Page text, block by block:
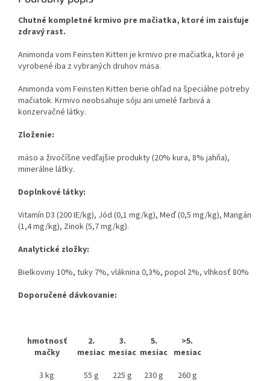
Chutné kompletné krmivo pre mačiatka, ktoré im zaisťuje
zdravý rast.
Animonda vom Feinsten Kitten je krmivo pre mačiatka, ktoré je
vyrobené iba z vybraných druhov mäsa.
Animonda vom Feinsten Kitten berie ohľad na špeciálne potreby
mačiatok. Krmivo neobsahuje sóju ani umelé farbivá a
konzervačné látky.
Zloženie:
mäso a živočíšne vedľajšie produkty (20% kura, 8% jahňa),
minerálne látky.
Doplnkové látky:
Vitamín D3 (200 IE/kg), Jód (0,1 mg/kg), Meď (0,5 mg/kg), Mangán
(1,4 mg/kg), Zinok (5,7 mg/kg).
Analytické zložky:
Bielkoviny 10%, tuky 7%, vláknina 0,3%, popol 2%, vlhkosť 80%
Doporučené dávkovanie:
hmotnosť
mačky
2.
mesiac
3.
mesiac
5.
mesiac
>5.
mesiac
3 kg
55 g 225 g 230 g
260 g